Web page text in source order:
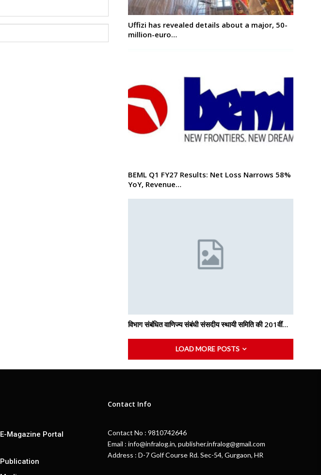
Uffizi has revealed details about a major, 50-
million-euro…
BEML Q1 FY27 Results: Net Loss Narrows 58%
YoY, Revenue…
विभाग संबंधित वाणिज्य संबंधी संसदीय स्थायी समिति की 201वीं…
LOAD MORE POSTS
E-Magazine Portal
Publication
Contact Info
Contact No : 9810742646
Email : info@infralog.in, publisher.infralog@gmail.com
Address : D-7 Golf Course Rd. Sec-54, Gurgaon, HR